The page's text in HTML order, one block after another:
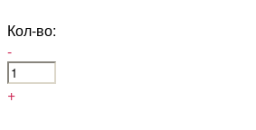
Кол-во:
-
+